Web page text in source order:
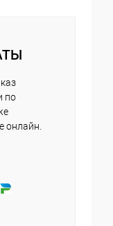
по
онлайн.